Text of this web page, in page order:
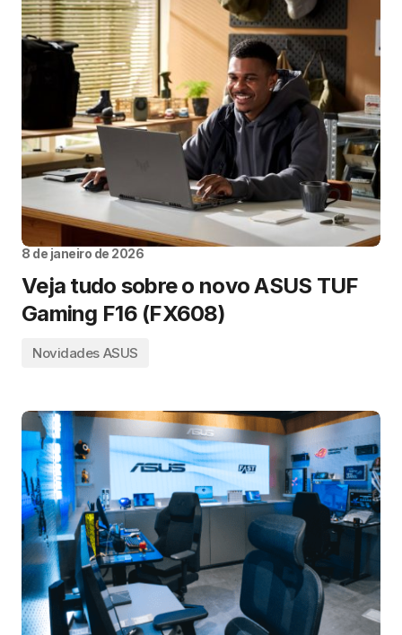
8 de janeiro de 2026
Veja tudo sobre o novo ASUS TUF
Gaming F16 (FX608)
Novidades ASUS